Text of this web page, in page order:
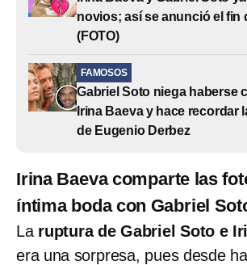
novios; así se anunció el fin
(FOTO)
FAMOSOS
Gabriel Soto niega haberse
Irina Baeva y hace recordar
de Eugenio Derbez
Irina Baeva comparte las
íntima boda con Gabriel
La ruptura de Gabriel Soto e
era una sorpresa, pues desde